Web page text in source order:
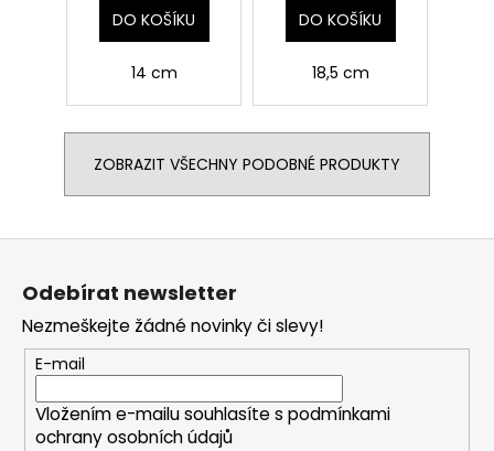
DO KOŠÍKU
14 cm
DO KOŠÍKU
18,5 cm
ZOBRAZIT VŠECHNY PODOBNÉ PRODUKTY
Z
Odebírat newsletter
Nezmeškejte žádné novinky či slevy!
E-mail
Vložením e-mailu souhlasíte s podmínkami
ochrany osobních údajů